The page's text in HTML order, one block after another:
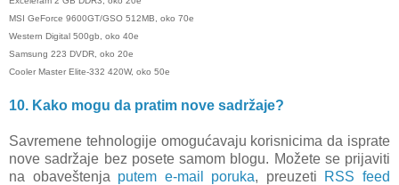
MSI GeForce 9600GT/GSO 512MB, oko 70e
Western Digital 500gb, oko 40e
Samsung 223 DVDR, oko 20e
Cooler Master Elite-332 420W, oko 50e
10. Kako mogu da pratim nove sadržaje?
Savremene tehnologije omogućavaju korisnicima da isprate
nove sadržaje bez posete samom blogu. Možete se prijaviti
na obaveštenja putem e-mail poruka, preuzeti RSS feed